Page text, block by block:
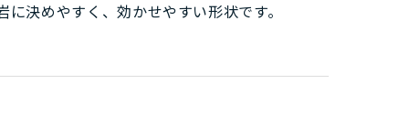
に決めやすく、効かせやすい形状です。